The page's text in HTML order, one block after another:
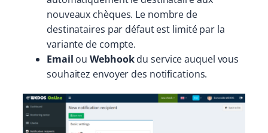
nouveaux chèques. Le nombre de
destinataires par défaut est limité par la
variante de compte.
Email ouWebhookdu service auquel vous
souhaitez envoyer des notifications.